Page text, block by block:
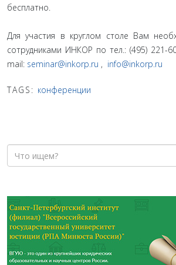
бесплатно.
Для участия в круглом столе Вам
сотрудниками ИНКОР по тел.: (495) 221-
mail: seminar@inkorp.ru , info@inkorp.ru
TAGS: конференции